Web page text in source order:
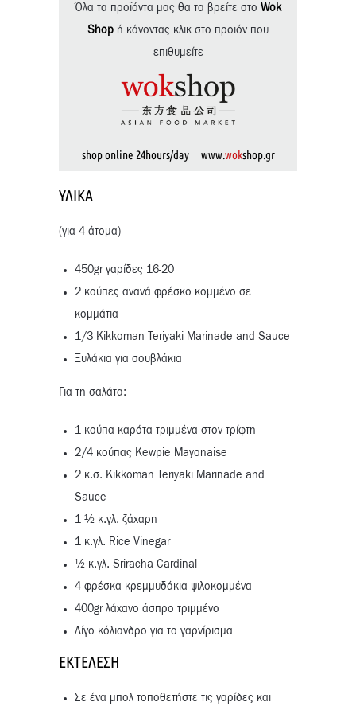
Όλα τα προϊόντα μας θα τα βρείτε στο Wok
Shop ή κάνοντας κλικ στο προϊόν που
επιθυμείτε
shop online 24hours/day www.wokshop.gr
ΥΛΙΚΆ
(για 4 άτομα)
450gr γαρίδες 16-20
2 κούπες ανανά φρέσκο κομμένο σε
κομμάτια
1/3 Kikkoman Teriyaki Marinade and Sauce
Ξυλάκια για σουβλάκια
Για τη σαλάτα:
1 κούπα καρότα τριμμένα στον τρίφτη
2/4 κούπας Kewpie Mayonaise
2 κ.σ. Kikkoman Teriyaki Marinade and
Sauce
1 ½ κ.γλ. ζάχαρη
1 κ.γλ. Rice Vinegar
½ κ.γλ. Sriracha Cardinal
4 φρέσκα κρεμμυδάκια ψιλοκομμένα
400gr λάχανο άσπρο τριμμένο
Λίγο κόλιανδρο για το γαρνίρισμα
ΕΚΤΈΛΕΣΗ
Σε ένα μπολ τοποθετήστε τις γαρίδες και